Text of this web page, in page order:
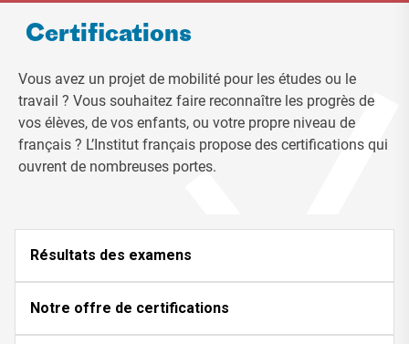
Certifications
Vous avez un projet de mobilité pour les études ou le
travail ? Vous souhaitez faire reconnaître les progrès de
vos élèves, de vos enfants, ou votre propre niveau de
français ? L’Institut français propose des certifications qui
ouvrent de nombreuses portes.
Résultats des examens
Notre offre de certifications